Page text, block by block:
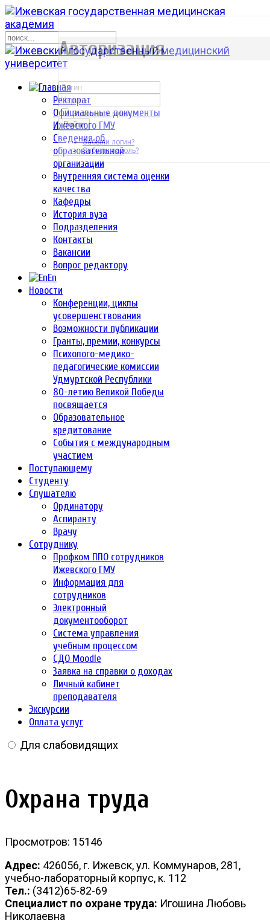
Ректорат
Официальные документы
Ижевского ГМУ
Сведения об
образовательной
организации
Внутренняя система оценки
качества
Кафедры
История вуза
Подразделения
Контакты
Вакансии
Вопрос редактору
En
Новости
Конференции, циклы
усовершенствования
Возможности публикации
Гранты, премии, конкурсы
Психолого-медико-
педагогические комиссии
Удмуртской Республики
80-летию Великой Победы
посвящается
Образовательное
кредитование
События с международным
участием
Поступающему
Студенту
Слушателю
Ординатору
Аспиранту
Врачу
Сотруднику
Профком ППО сотрудников
Ижевского ГМУ
Информация для
сотрудников
Электронный
документооборот
Система управления
учебным процессом
СДО Moodle
Заявка на справки о доходах
Личный кабинет
преподавателя
Экскурсии
Оплата услуг
Для слабовидящих
Охрана труда
Просмотров: 15146
Адрес: 426056, г. Ижевск, ул. Коммунаров, 281,
учебно-лабораторный корпус, к. 112
Тел.: (3412)65-82-69
Специалист по охране труда: Игошина Любовь
Николаевна
р
Авторизация
Запомнить меня
Войти
Забыли логин?
Забыли пароль?